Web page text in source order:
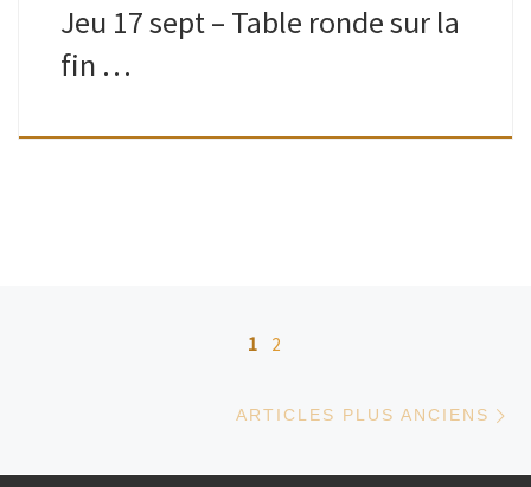
Jeu 17 sept – Table ronde sur la
fin …
1 2
ARTICLES PLUS ANCIENS